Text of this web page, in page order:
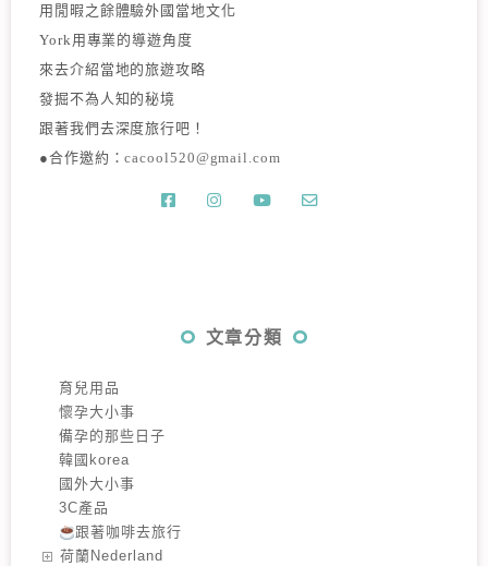
用閒暇之餘體驗外國當地文化
York用專業的導遊角度
來去介紹當地的旅遊攻略
發掘不為人知的秘境
跟著我們去深度旅行吧！
●合作邀約：cacool520@gmail.com
文章分類
育兒用品
懷孕大小事
備孕的那些日子
韓國korea
國外大小事
3C產品
跟著咖啡去旅行
️荷蘭Nederland